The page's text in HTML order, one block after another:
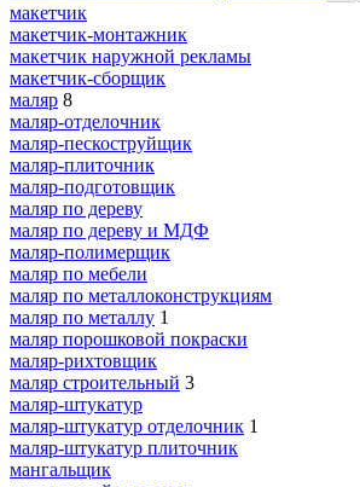
макетчик
макетчик-монтажник
макетчик наружной рекламы
макетчик-сборщик
маляр 8
маляр-отделочник
маляр-пескоструйщик
маляр-плиточник
маляр-подготовщик
маляр по дереву
маляр по дереву и МДФ
маляр-полимерщик
маляр по мебели
маляр по металлоконструкциям
маляр по металлу 1
маляр порошковой покраски
маляр-рихтовщик
маляр строительный 3
маляр-штукатур
маляр-штукатур отделочник 1
маляр-штукатур плиточник
мангальщик